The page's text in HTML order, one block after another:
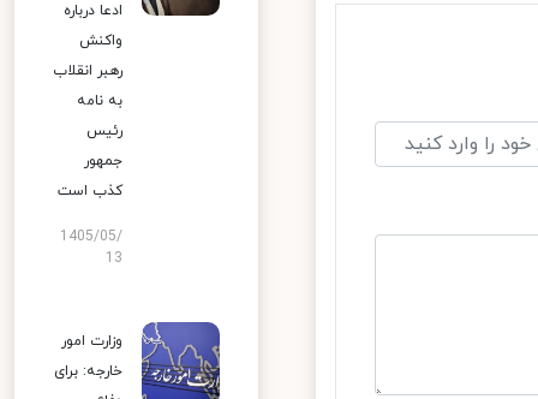
ادعا درباره
واکنش
رهبر انقلاب
به نامه
رئیس
جمهور
کذب است
1405/05/
13
وزارت امور
خارجه: برای